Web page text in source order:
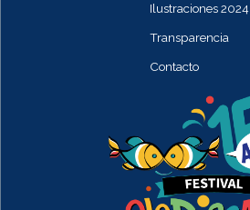
Ilustraciones 2024
Transparencia
Contacto